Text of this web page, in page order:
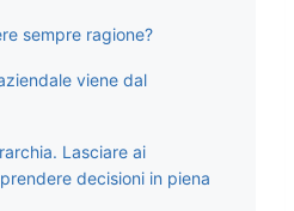
sempre ragione?
viene dal
Lasciare ai
decisioni in piena